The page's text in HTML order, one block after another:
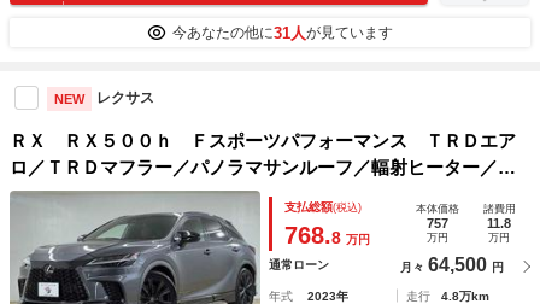
今あなたの他に31人が見ています
NEW レクサス
ＲＸ ＲＸ５００ｈ Ｆスポーツパフォーマンス ＴＲＤエア
ロ／ＴＲＤマフラー／パノラマサンルーフ／輻射ヒーター／デ
ジタルインナーミラー／ブラインドスポットモニター／レーダ
ークルーズコントロール／シートクーラー／シートヒーター／
ワイヤレス充電
支払総額(税込)
768.8 万円
本体価格
757
万円
諸費用
11.8
万円
通常ローン 月々 64,500 円
年式 2023年 走行
4.8万km